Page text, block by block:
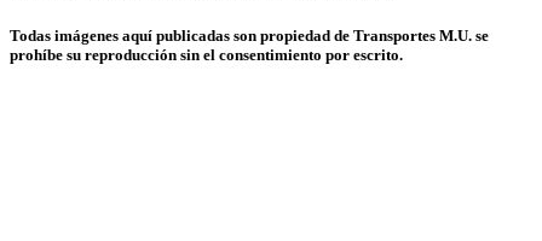
Todas imágenes aquí publicadas son propiedad de Transportes M.U. se
prohíbe su reproducción sin el consentimiento por escrito.